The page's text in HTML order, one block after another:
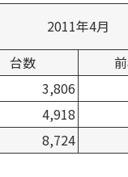
2011年4月
台数
3,806
4,918
8,724